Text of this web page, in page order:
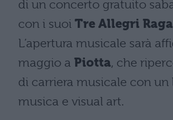
di un concerto gratuito
con i suoi Tre Allegri
L’apertura musicale sarà
maggio a Piotta, che
di carriera musicale con un
musica e visual art.